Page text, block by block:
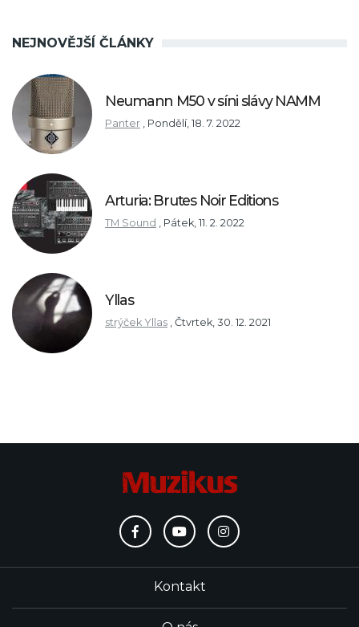
NEJNOVĚJŠÍ ČLÁNKY
Neumann M50 v síni slávy NAMM
Panter Pondělí, 18. 7. 2022
Arturia: Brutes Noir Editions
TM Sound Pátek, 11. 2. 2022
Yllas
strýček Yllas Čtvrtek, 30. 12. 2021
Kontakt